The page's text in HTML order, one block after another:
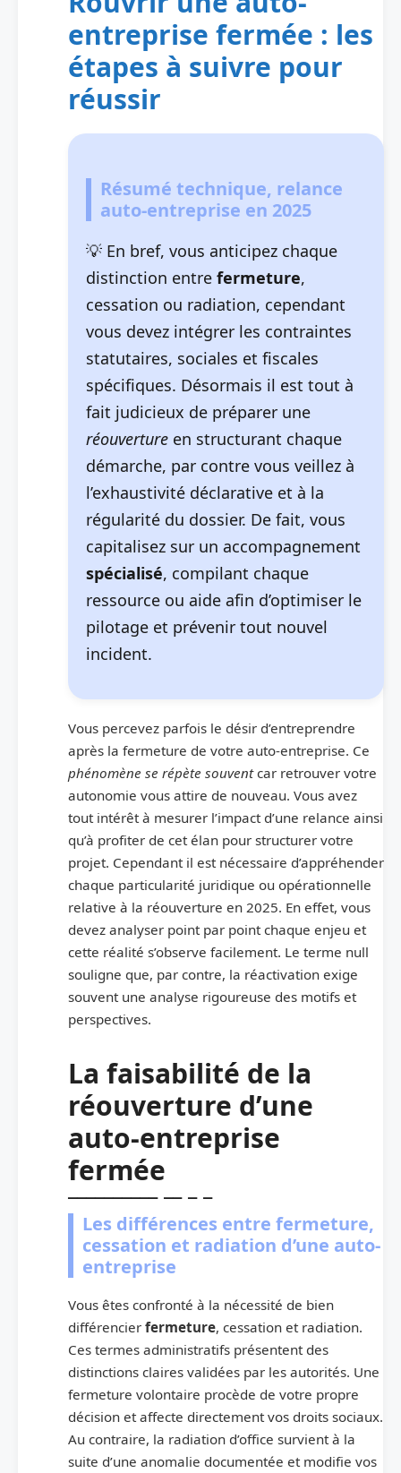
entreprise fermée : les
étapes à suivre pour
réussir
Résumé technique, relance
auto-entreprise en 2025
En bref, vous anticipez chaque
distinction entre fermeture,
cessation ou radiation, cependant
vous devez intégrer les contraintes
statutaires, sociales et fiscales
spécifiques. Désormais il est tout à
fait judicieux de préparer une
réouverture en structurant chaque
démarche, par contre vous veillez à
l’exhaustivité déclarative et à la
régularité du dossier. De fait, vous
capitalisez sur un accompagnement
spécialisé, compilant chaque
ressource ou aide afin d’optimiser le
pilotage et prévenir tout nouvel
incident.
Vous percevez parfois le désir d’entreprendre
après la fermeture de votre auto-entreprise. Ce
phénomène se répète souventcar retrouver votre
autonomie vous attire de nouveau. Vous avez
tout intérêt à mesurer l’impact d’une relance ainsi
qu’à profiter de cet élan pour structurer votre
projet. Cependant il est nécessaire d’appréhender
chaque particularité juridique ou opérationnelle
relative à la réouverture en 2025. En effet, vous
devez analyser point par point chaque enjeu et
cette réalité s’observe facilement. Le terme null
souligne que, par contre, la réactivation exige
souvent une analyse rigoureuse des motifs et
perspectives.
La faisabilité de la
réouverture d’une
auto-entreprise
fermée
Les différences entre fermeture,
cessation et radiation d’une auto-
entreprise
Vous êtes confronté à la nécessité de bien
différencier fermeture, cessation et radiation.
Ces termes administratifs présentent des
distinctions claires validées par les autorités. Une
fermeture volontaire procède de votre propre
décision et affecte directement vos droits sociaux.
Au contraire, la radiation d’office survient à la
suite d’une anomalie documentée et modifie vos